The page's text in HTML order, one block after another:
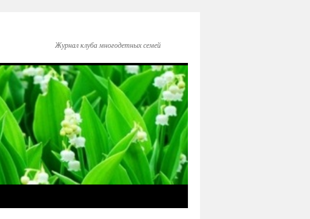
Журнал клуба многодетных семей